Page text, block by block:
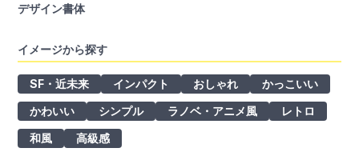
デザイン書体
イメージから探す
SF・近未来 インパクト おしゃれ
かっこいい
かわいい
シンプル ラノベ・アニメ風
レトロ
和風
高級感